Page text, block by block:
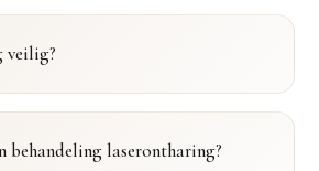
veilig?
behandeling laserontharing?